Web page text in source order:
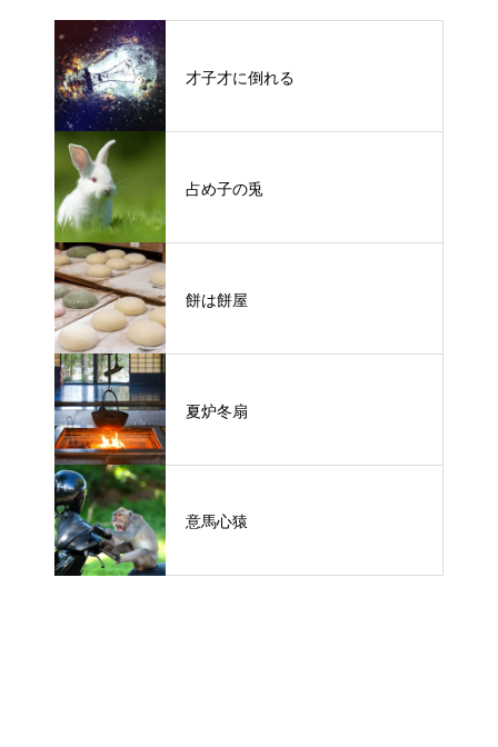
才子才に倒れる
占め子の兎
餅は餅屋
夏炉冬扇
意馬心猿